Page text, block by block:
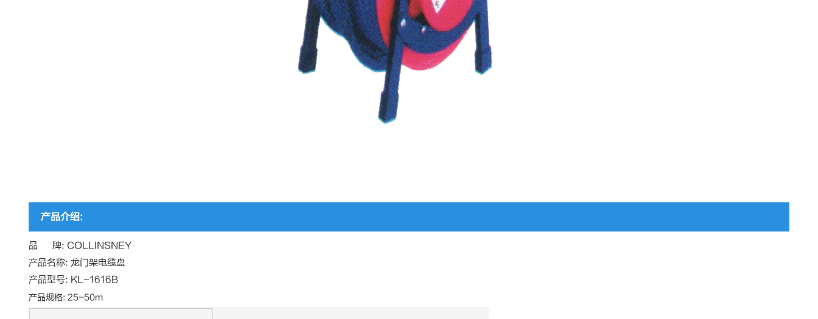
产品介绍:
品 牌: COLLINSNEY
产品名称: 龙门架电缆盘
产品型号: KL-1616B
产品规格: 25-50m